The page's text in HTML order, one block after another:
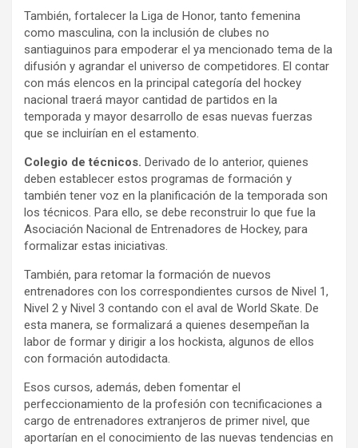
También, fortalecer la Liga de Honor, tanto femenina
como masculina, con la inclusión de clubes no
santiaguinos para empoderar el ya mencionado tema de la
difusión y agrandar el universo de competidores. El contar
con más elencos en la principal categoría del hockey
nacional traerá mayor cantidad de partidos en la
temporada y mayor desarrollo de esas nuevas fuerzas
que se incluirían en el estamento.
Colegio de técnicos. Derivado de lo anterior, quienes
deben establecer estos programas de formación y
también tener voz en la planificación de la temporada son
los técnicos. Para ello, se debe reconstruir lo que fue la
Asociación Nacional de Entrenadores de Hockey, para
formalizar estas iniciativas.
También, para retomar la formación de nuevos
entrenadores con los correspondientes cursos de Nivel 1,
Nivel 2 y Nivel 3 contando con el aval de World Skate. De
esta manera, se formalizará a quienes desempeñan la
labor de formar y dirigir a los hockista, algunos de ellos
con formación autodidacta.
Esos cursos, además, deben fomentar el
perfeccionamiento de la profesión con tecnificaciones a
cargo de entrenadores extranjeros de primer nivel, que
aportarían en el conocimiento de las nuevas tendencias en